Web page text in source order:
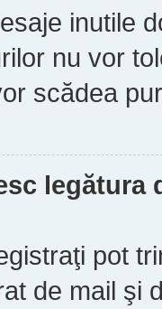
inutile
nu vor
scădea
pot
de mail şi